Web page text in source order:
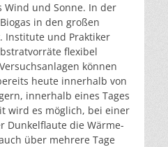
Wind und Sonne. In der
in den großen
Institute und Praktiker
flexibel
können
heute innerhalb von
innerhalb eines Tages
wird es möglich, bei einer
Dunkelflaute die Wärme-
über mehrere Tage